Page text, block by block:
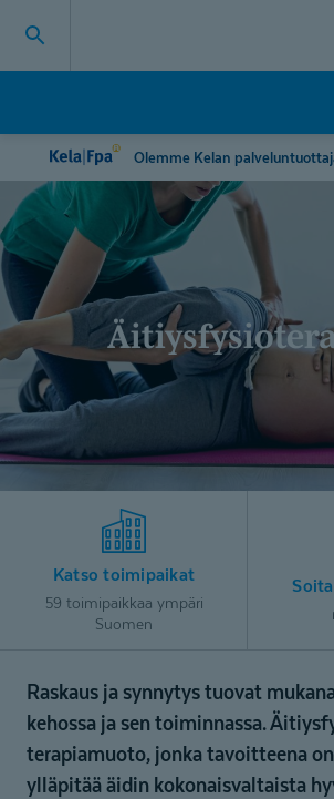
Olemme Kelan
Katso toimipaikat
59 toimipaikkaa ympäri
Suomen
Raskaus ja synnytys tuovat
kehossa ja sen toiminnassa.
terapiamuoto, jonka tavoitteena
ylläpitää äidin kokonaisvaltaista